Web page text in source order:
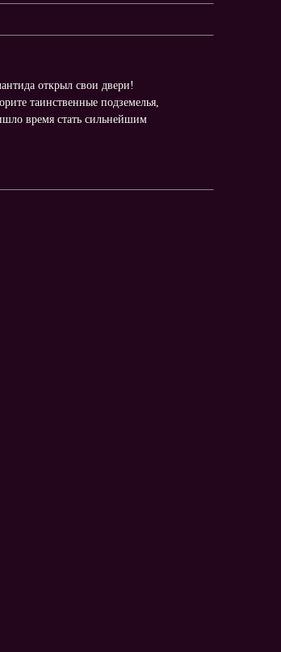
открыл свои двери!
таинственные подземелья,
время стать сильнейшим